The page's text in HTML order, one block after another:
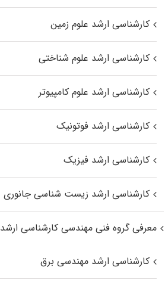
کارشناسی ارشد علوم زمین
کارشناسی ارشد علوم شناختی
کارشناسی ارشد علوم کامپیوتر
کارشناسی ارشد فوتونیک
کارشناسی ارشد فیزیک
کارشناسی ارشد زیست‌ شناسی جانوری
معرفی گروه فنی مهندسی کارشناسی ارشد
کارشناسی ارشد مهندسی برق